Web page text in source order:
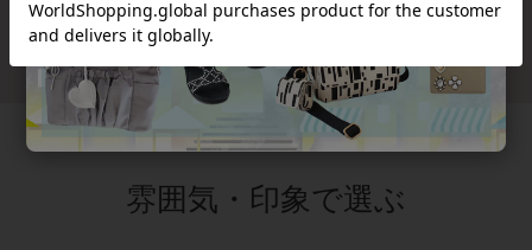
¥9,900
雰囲気・印象で選ぶ